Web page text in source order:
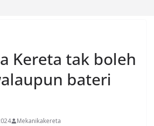
Kereta tak boleh
bateri
Mekanikakereta